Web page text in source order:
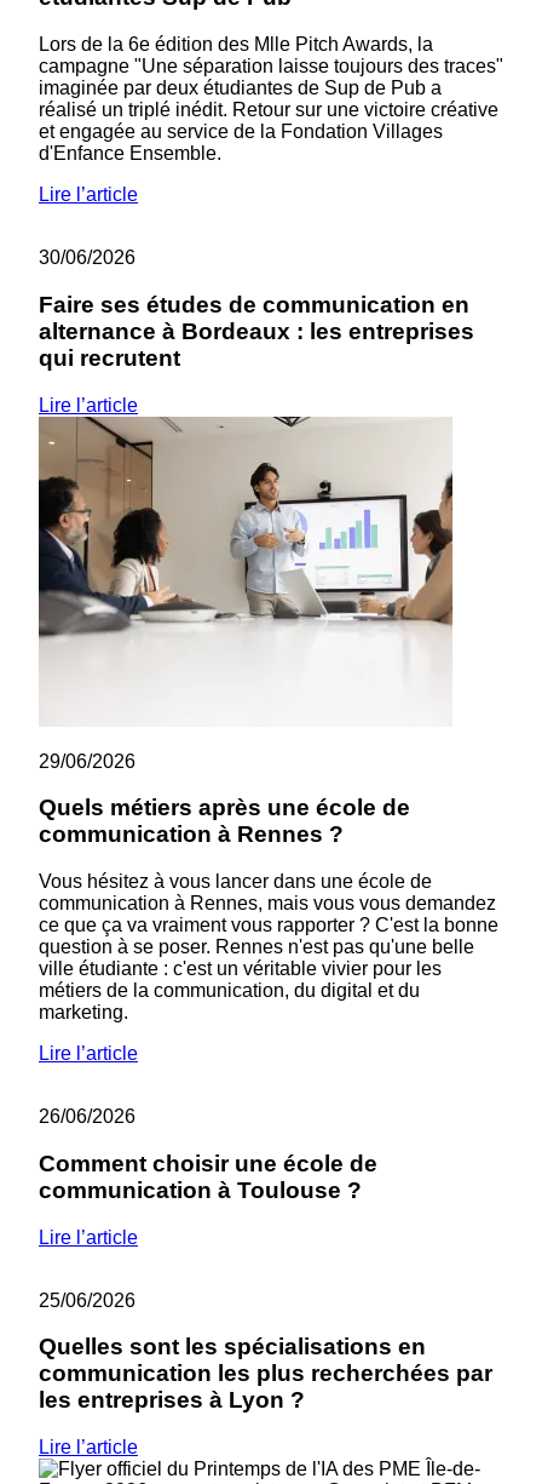
Lors de la 6e édition des Mlle Pitch Awards, la
campagne "Une séparation laisse toujours des traces"
imaginée par deux étudiantes de Sup de Pub a
réalisé un triplé inédit. Retour sur une victoire créative
et engagée au service de la Fondation Villages
d'Enfance Ensemble.
Lire l’article
30/06/2026
Faire ses études de communication en
alternance à Bordeaux : les entreprises
qui recrutent
Lire l’article
29/06/2026
Quels métiers après une école de
communication à Rennes ?
Vous hésitez à vous lancer dans une école de
communication à Rennes, mais vous vous demandez
ce que ça va vraiment vous rapporter ? C'est la bonne
question à se poser. Rennes n'est pas qu'une belle
ville étudiante : c'est un véritable vivier pour les
métiers de la communication, du digital et du
marketing.
Lire l’article
26/06/2026
Comment choisir une école de
communication à Toulouse ?
Lire l’article
25/06/2026
Quelles sont les spécialisations en
communication les plus recherchées par
les entreprises à Lyon ?
Lire l’article